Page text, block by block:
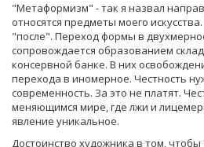
"Метаформизм" - так я назвал
относятся предметы моего
"после". Переход формы в
сопровождается образованием
консервной банке. В них
перехода в иномерное. Честность
современность. За это не платят.
меняющимся мире, где лжи и
явление уникальное.
Достоинство художника в том,